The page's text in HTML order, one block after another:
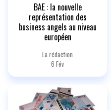
BAE : la nouvelle
représentation des
business angels au niveau
européen
La rédaction
6 Fév